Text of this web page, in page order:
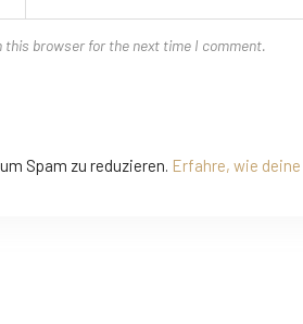
this browser for the next time I comment.
Spam zu reduzieren. Erfahre, wie